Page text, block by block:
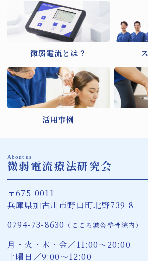
微弱電流とは？
活用事例
About us
微弱電流療法研究会
〒675-0011
兵庫県加古川市野口町北野739-8
0794-73-8630 （こころ鍼灸整骨院内）
月・火・木・金／11:00〜20:00
土曜日／9:00〜12:00